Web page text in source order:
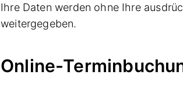
Ihre Daten werden ohne Ihre
weitergegeben.
Online-